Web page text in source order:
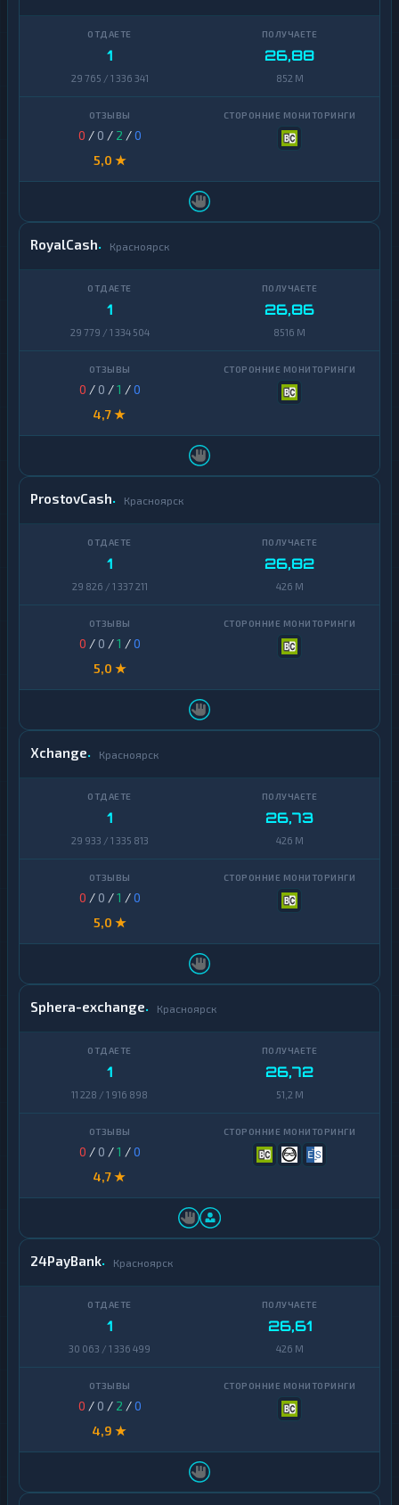
1
29 765 / 1 336 341
26,88
852 M
0 / 0 / 2 /0
5,0 ★
RoyalCash Красноярск
1
29 779 / 1 334 504
26,86
8516 M
0 / 0 /1 /0
4,7 ★
ProstovCash Красноярск
1
29 826 / 1 337 211
26,82
426 M
0 / 0 /1 /0
5,0 ★
Xchange Красноярск
1
29 933 / 1 335 813
26,73
426 M
0 / 0 /1 /0
5,0 ★
Sphera-exchange Красноярск
1
11 228 / 1 916 898
26,72
51,2 M
0 / 0 /1 /0
4,7 ★
24PayBank Красноярск
1
30 063 / 1 336 499
26,61
426 M
0 / 0 / 2 /0
4,9 ★